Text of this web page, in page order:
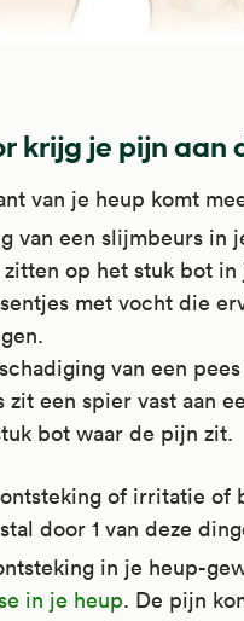
krijg je pijn aan
van je heup komt
van een slijmbeurs in
op het stuk bot
met vocht die
van een
zit een spier vast aan
bot waar de pijn zit.
of irritatie of
door 1 van deze
in je heup-
in je heup. De pijn